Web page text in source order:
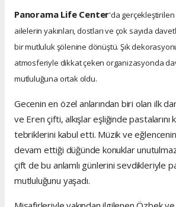
Panorama Life Center'da
ailelerin yakınları, dostları ve çok sayıda
bir mutluluk şölenine dönüştü. Şık
atmosferiyle dikkat çeken organizasyonda
mutluluğuna ortak oldu.
Gecenin en özel anlarından biri olan ilk
ve Eren çifti, alkışlar eşliğinde
tebriklerini kabul etti. Müzik ve
devam ettiği düğünde konuklar
çift de bu anlamlı günlerini sevdikleriyle
mutluluğunu yaşadı.